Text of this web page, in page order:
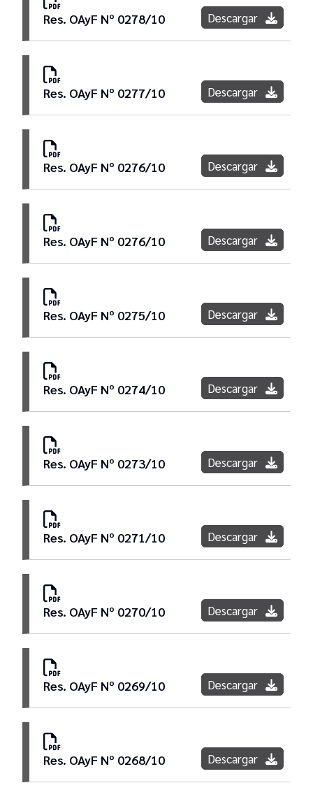
Res. OAyF Nº 0278/10 Descargar
Res. OAyF Nº 0277/10 Descargar
Res. OAyF Nº 0276/10 Descargar
Res. OAyF Nº 0276/10 Descargar
Res. OAyF Nº 0275/10 Descargar
Res. OAyF Nº 0274/10 Descargar
Res. OAyF Nº 0273/10 Descargar
Res. OAyF Nº 0271/10 Descargar
Res. OAyF Nº 0270/10 Descargar
Res. OAyF Nº 0269/10 Descargar
Res. OAyF Nº 0268/10 Descargar